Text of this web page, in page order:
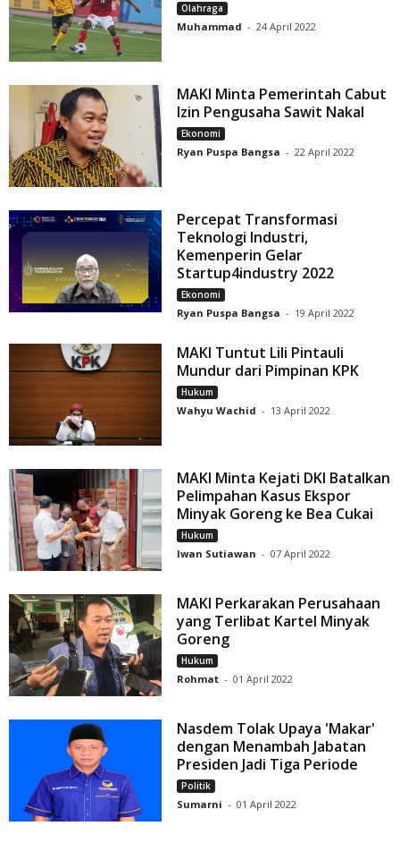
Olahraga
Muhammad - 24 April 2022
MAKI Minta Pemerintah Cabut
Izin Pengusaha Sawit Nakal
Ekonomi
Ryan Puspa Bangsa - 22 April 2022
Percepat Transformasi
Teknologi Industri,
Kemenperin Gelar
Startup4industry 2022
Ekonomi
Ryan Puspa Bangsa - 19 April 2022
MAKI Tuntut Lili Pintauli
Mundur dari Pimpinan KPK
Hukum
Wahyu Wachid - 13 April 2022
MAKI Minta Kejati DKI Batalkan
Pelimpahan Kasus Ekspor
Minyak Goreng ke Bea Cukai
Hukum
Iwan Sutiawan - 07 April 2022
MAKI Perkarakan Perusahaan
yang Terlibat Kartel Minyak
Goreng
Hukum
Rohmat - 01 April 2022
Nasdem Tolak Upaya 'Makar'
dengan Menambah Jabatan
Presiden Jadi Tiga Periode
Politik
Sumarni - 01 April 2022